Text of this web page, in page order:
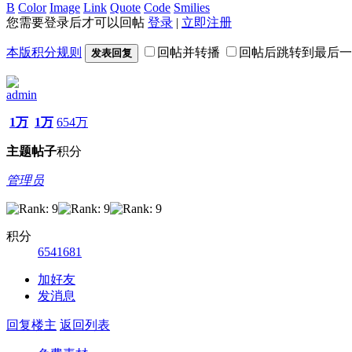
B Color Image Link Quote Code Smilies
您需要登录后才可以回帖 登录 | 立即注册
本版积分规则 发表回复 回帖并转播 回帖后跳转到最后
admin
1万
主题
1万
帖子
654万
积分
管理员
积分
6541681
加好友
发消息
回复楼主 返回列表